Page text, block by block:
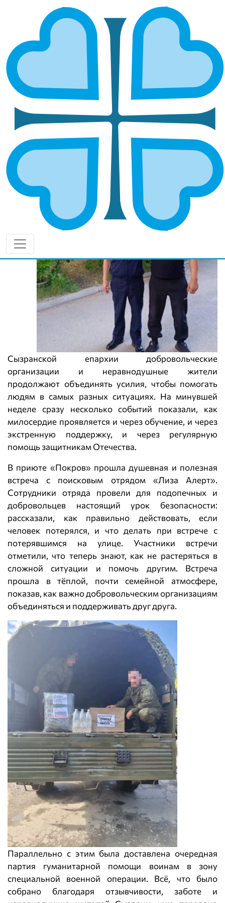
СЫЗРАНСКАЯ ЕПАРХИЯ: ДОБРО
ОБЪЕДИНЯЕТ – ПОМОЩЬ БОЙЦАМ,
ПОСТРАДАВШИМ И УРОКИ
БЕЗОПАСНОСТИ
ГЛАВНАЯ
СЫЗРАНСКАЯ ЕПАРХИЯ: ДОБРО ОБЪЕДИНЯЕТ – ПОМОЩЬ
БОЙЦАМ, ПОСТРАДАВШИМ И УРОКИ БЕЗОПАСНОСТИ
В
Сызранской епархии добровольческие
организации и неравнодушные жители
продолжают объединять усилия, чтобы помогать
людям в самых разных ситуациях. На минувшей
неделе сразу несколько событий показали, как
милосердие проявляется и через обучение, и через
экстренную поддержку, и через регулярную
помощь защитникам Отечества.
В приюте «Покров» прошла душевная и полезная
встреча с поисковым отрядом «Лиза Алерт».
Сотрудники отряда провели для подопечных и
добровольцев настоящий урок безопасности:
рассказали, как правильно действовать, если
человек потерялся, и что делать при встрече с
потерявшимся на улице. Участники встречи
отметили, что теперь знают, как не растеряться в
сложной ситуации и помочь другим. Встреча
прошла в тёплой, почти семейной атмосфере,
показав, как важно добровольческим организациям
объединяться и поддерживать друг друга.
Параллельно с этим была доставлена очередная
партия гуманитарной помощи воинам в зону
специальной военной операции. Всё, что было
собрано благодаря отзывчивости, заботе и